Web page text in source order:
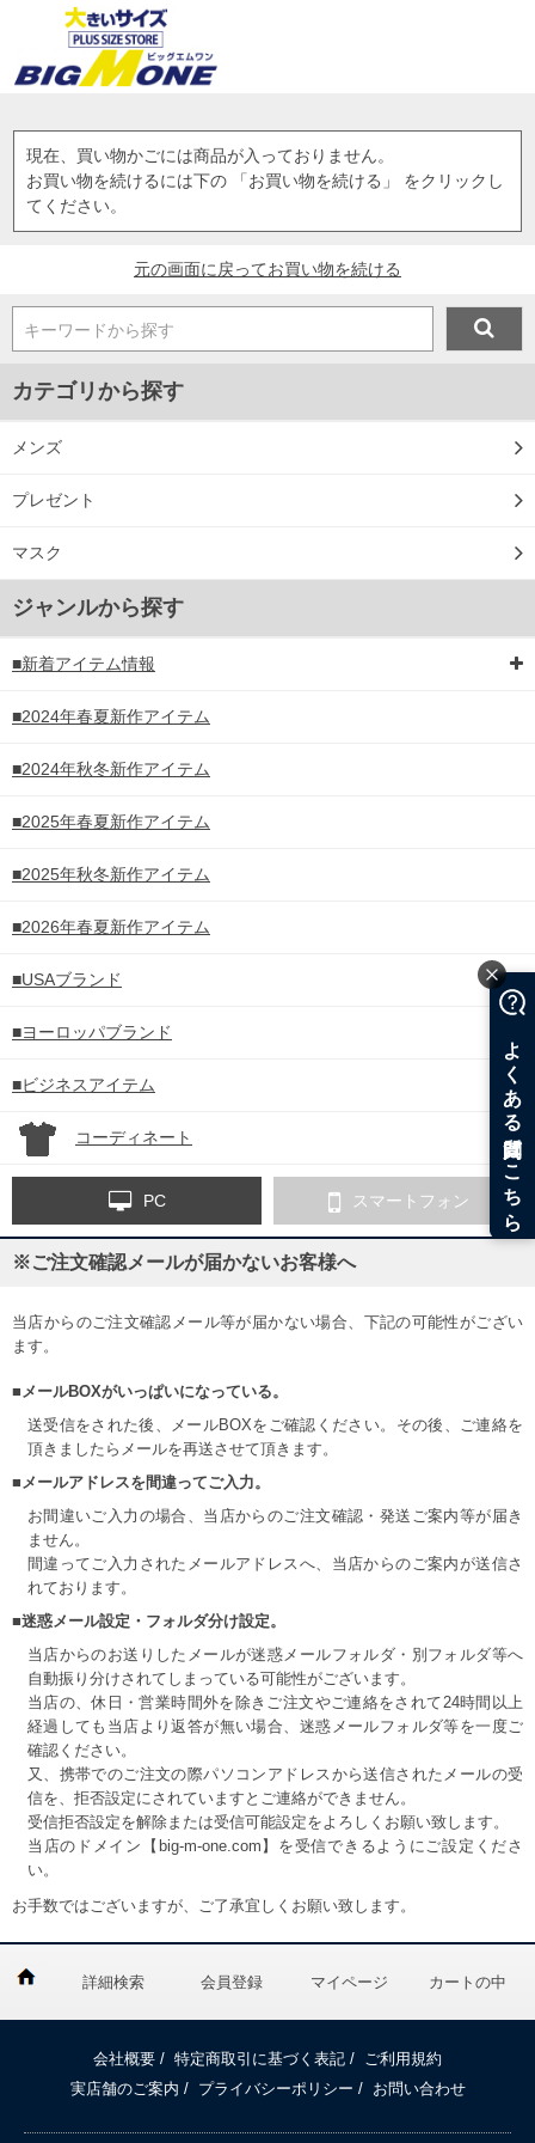
現在、買い物かごには商品が入っておりません。
お買い物を続けるには下の 「お買い物を続ける」 をクリックし
てください。
元の画面に戻ってお買い物を続ける
キーワードから探す
カテゴリから探す
メンズ
プレゼント
マスク
ジャンルから探す
■新着アイテム情報
■2024年春夏新作アイテム
■2024年秋冬新作アイテム
■2025年春夏新作アイテム
■2025年秋冬新作アイテム
■2026年春夏新作アイテム
■USAブランド
■ヨーロッパブランド
■ビジネスアイテム
コーディネート
PC スマートフォン
※ご注文確認メールが届かないお客様へ
当店からのご注文確認メール等が届かない場合、下記の可能性がござい
ます。
■メールBOXがいっぱいになっている。
送受信をされた後、メールBOXをご確認ください。その後、ご連絡を
頂きましたらメールを再送させて頂きます。
■メールアドレスを間違ってご入力。
お間違いご入力の場合、当店からのご注文確認・発送ご案内等が届き
ません。
間違ってご入力されたメールアドレスへ、当店からのご案内が送信さ
れております。
■迷惑メール設定・フォルダ分け設定。
当店からのお送りしたメールが迷惑メールフォルダ・別フォルダ等へ
自動振り分けされてしまっている可能性がございます。
当店の、休日・営業時間外を除きご注文やご連絡をされて24時間以上
経過しても当店より返答が無い場合、迷惑メールフォルダ等を一度ご
確認ください。
又、携帯でのご注文の際パソコンアドレスから送信されたメールの受
信を、拒否設定にされていますとご連絡ができません。
受信拒否設定を解除または受信可能設定をよろしくお願い致します。
当店のドメイン【big-m-one.com】を受信できるようにご設定くださ
い。
お手数ではございますが、ご了承宜しくお願い致します。
詳細検索 会員登録 マイページ カートの中
会社概要 / 特定商取引に基づく表記 /
ご利用規約
実店舗のご案内 / プライバシーポリシー / お問い合わせ